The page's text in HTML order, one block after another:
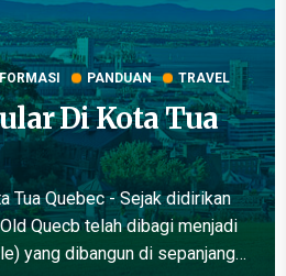
PANDUAN TRAVEL
Di Kota Tua
Tua Quebec - Sejak didirikan
Quecb telah dibagi menjadi
yang dibangun di sepanjang